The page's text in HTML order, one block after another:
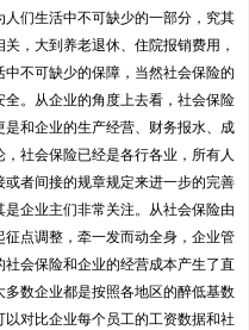
们生活中不可缺少的一部分，究其
，大到养老退休、住院报销费用，
不可缺少的保障，当然社会保险的
。从企业的角度上去看，社会保险
和企业的生产经营、财务报水、成
社会保险已经是各行各业，所有人
者间接的规章规定来进一步的完善
企业主们非常关注。从社会保险由
点调整，牵一发而动全身，企业管
会保险和企业的经营成本产生了直
数企业都是按照各地区的醉低基数
对比企业每个员工的工资数据和社